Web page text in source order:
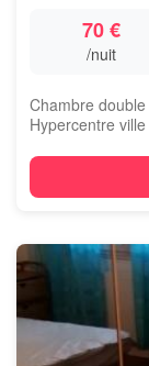
70 €
/nuit
Chambre
Hypercentre